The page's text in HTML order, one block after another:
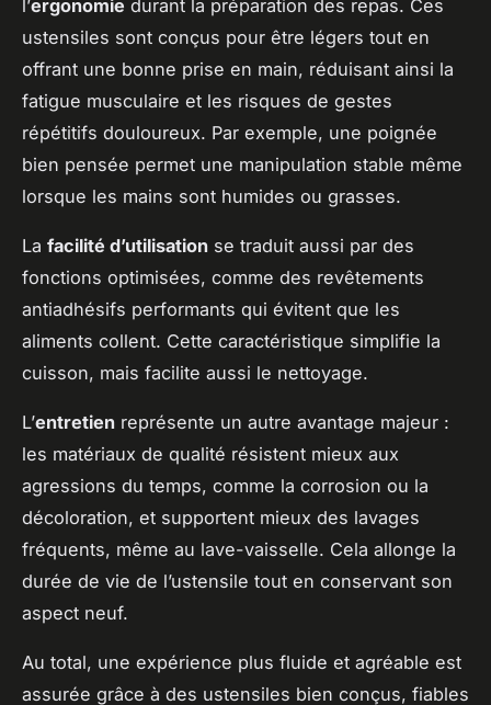
l’ergonomie durant la préparation des repas. Ces
ustensiles sont conçus pour être légers tout en
offrant une bonne prise en main, réduisant ainsi la
fatigue musculaire et les risques de gestes
répétitifs douloureux. Par exemple, une poignée
bien pensée permet une manipulation stable même
lorsque les mains sont humides ou grasses.
La facilité d’utilisation se traduit aussi par des
fonctions optimisées, comme des revêtements
antiadhésifs performants qui évitent que les
aliments collent. Cette caractéristique simplifie la
cuisson, mais facilite aussi le nettoyage.
L’entretien représente un autre avantage majeur :
les matériaux de qualité résistent mieux aux
agressions du temps, comme la corrosion ou la
décoloration, et supportent mieux des lavages
fréquents, même au lave-vaisselle. Cela allonge la
durée de vie de l’ustensile tout en conservant son
aspect neuf.
Au total, une expérience plus fluide et agréable est
assurée grâce à des ustensiles bien conçus, fiables